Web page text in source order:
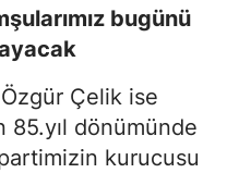
bugünü
Çelik ise
85.yıl dönümünde
kurucusu